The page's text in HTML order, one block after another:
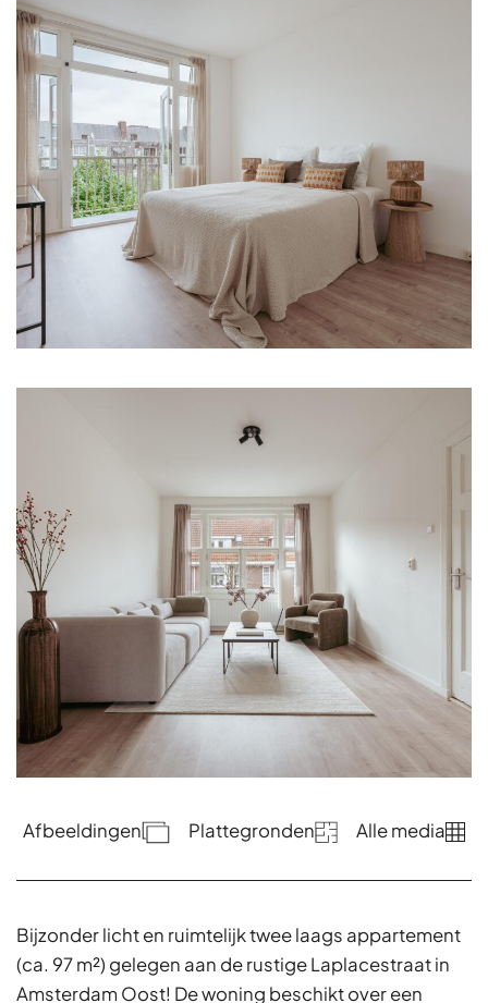
Afbeeldingen Plattegronden Alle media
Bijzonder licht en ruimtelijk twee laags appartement
(ca. 97 m²) gelegen aan de rustige Laplacestraat in
Amsterdam Oost! De woning beschikt over een